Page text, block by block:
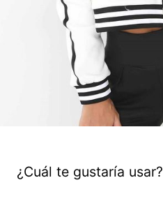
¿Cuál te gustaría usar?